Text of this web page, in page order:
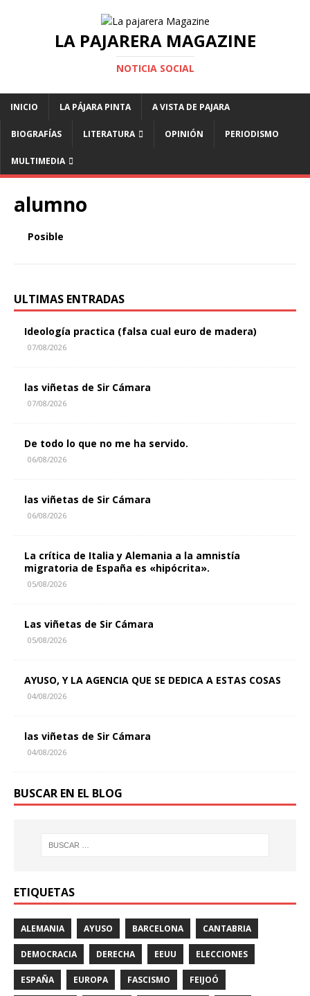
LA PAJARERA MAGAZINE
NOTICIA SOCIAL
INICIO LA PÁJARA PINTA A VISTA DE PAJARA
BIOGRAFÍAS LITERATURA OPINIÓN PERIODISMO
MULTIMEDIA
alumno
Posible
ULTIMAS ENTRADAS
Ideología practica (falsa cual euro de madera)
07/08/2026
las viñetas de Sir Cámara
07/08/2026
De todo lo que no me ha servido.
06/08/2026
las viñetas de Sir Cámara
06/08/2026
La crítica de Italia y Alemania a la amnistía
migratoria de España es «hipócrita».
05/08/2026
Las viñetas de Sir Cámara
05/08/2026
AYUSO, Y LA AGENCIA QUE SE DEDICA A ESTAS COSAS
04/08/2026
las viñetas de Sir Cámara
04/08/2026
BUSCAR EN EL BLOG
ETIQUETAS
ALEMANIA AYUSO BARCELONA CANTABRIA
DEMOCRACIA DERECHA EEUU ELECCIONES
ESPAÑA EUROPA FASCISMO FEIJOÓ